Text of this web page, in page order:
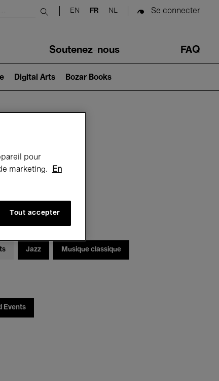
Submit search
EN FR NL Se connecter
Soutenez-nous FAQ
Digital Arts Bozar Books
Jazz Musique classique
Events
pour
marketing.
En
Tout accepter